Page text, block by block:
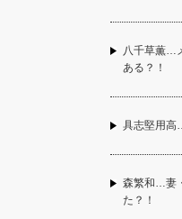
八千草薫…
ある？！
具志堅用高
森繁和…妻
た？！